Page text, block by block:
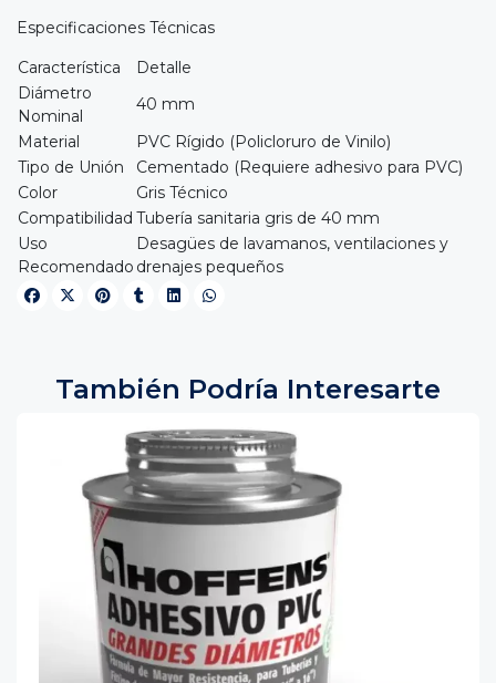
Especificaciones Técnicas
Característica
Detalle
Diámetro
Nominal
40 mm
Material
PVC Rígido (Policloruro de Vinilo)
Tipo de Unión
Cementado (Requiere adhesivo para PVC)
Color
Gris Técnico
Compatibilidad Tubería sanitaria gris de 40 mm
Uso
Recomendado
Desagües de lavamanos, ventilaciones y
drenajes pequeños
También Podría Interesarte